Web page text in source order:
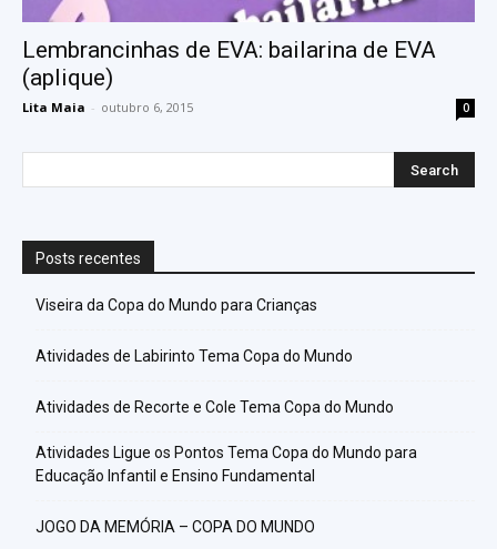
Lembrancinhas de EVA: bailarina de EVA
(aplique)
Lita Maia - outubro 6, 2015 0
Posts recentes
Viseira da Copa do Mundo para Crianças
Atividades de Labirinto Tema Copa do Mundo
Atividades de Recorte e Cole Tema Copa do Mundo
Atividades Ligue os Pontos Tema Copa do Mundo para
Educação Infantil e Ensino Fundamental
JOGO DA MEMÓRIA – COPA DO MUNDO